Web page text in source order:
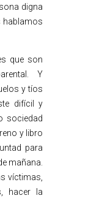
digna
hablamos
que son
Y
y tíos
difícil y
sociedad
y libro
para
mañana.
víctimas,
hacer la